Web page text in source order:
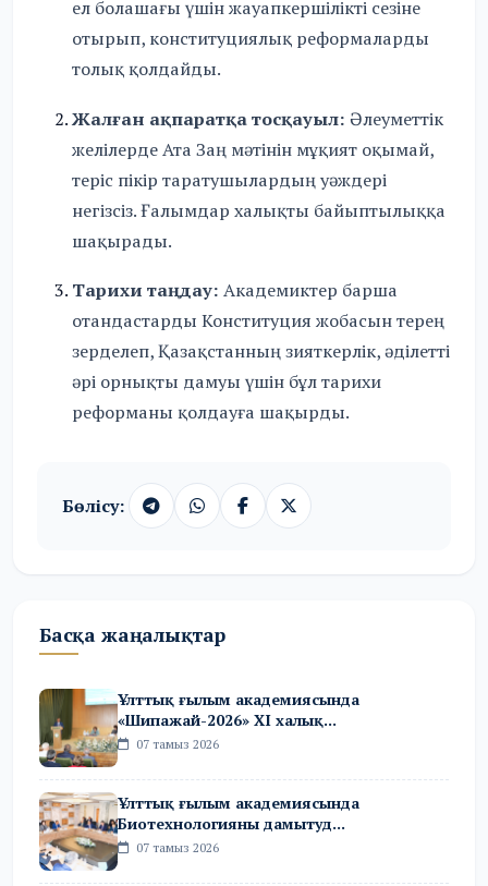
ел болашағы үшін жауапкершілікті сезіне
отырып, конституциялық реформаларды
толық қолдайды.
Жалған ақпаратқа тосқауыл: Әлеуметтік
желілерде Ата Заң мәтінін мұқият оқымай,
теріс пікір таратушылардың уәждері
негізсіз. Ғалымдар халықты байыптылыққа
шақырады.
Тарихи таңдау: Академиктер барша
отандастарды Конституция жобасын терең
зерделеп, Қазақстанның зияткерлік, әділетті
әрі орнықты дамуы үшін бұл тарихи
реформаны қолдауға шақырды.
Бөлісу:
Басқа жаңалықтар
Ұлттық ғылым академиясында
«Шипажай-2026» XI халық...
07 тамыз 2026
Ұлттық ғылым академиясында
Биотехнологияны дамытуд...
07 тамыз 2026